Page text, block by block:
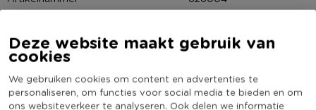
Deze website maakt gebruik van
cookies
We gebruiken cookies om content en advertenties te
personaliseren, om functies voor social media te bieden en om
ons websiteverkeer te analyseren. Ook delen we informatie
De kussenhoes is gemaakt van 95% polyester en 5% katoen,
voorzien van een vulling.
Contactgegevens
Xenos B.V, Schutweg 8, 5145NP Waalwijk, Nederland
Materiaal
Polyester
Productbreedte (cm)
Producthoogte (cm)
40
Kleur
Groen